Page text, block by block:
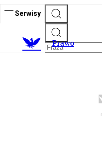
Serwisy
Prawo